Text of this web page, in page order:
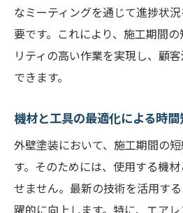
なミーティングを通じて進捗状
要です。これにより、施工期間
リティの高い作業を実現し、顧
できます。
機材と工具の最適化による時間
外壁塗装において、施工期間の
す。そのためには、使用する機
せません。最新の技術を活用す